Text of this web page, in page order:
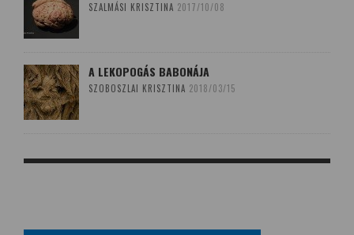
SZALMÁSI KRISZTINA 2017/10/08
A LEKOPOGÁS BABONÁJA
SZOBOSZLAI KRISZTINA 2018/03/15